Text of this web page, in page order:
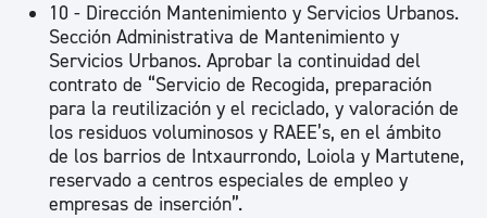
10 - Dirección Mantenimiento y Servicios Urbanos.
Sección Administrativa de Mantenimiento y
Servicios Urbanos. Aprobar la continuidad del
contrato de “Servicio de Recogida, preparación
para la reutilización y el reciclado, y valoración de
los residuos voluminosos y RAEE’s, en el ámbito
de los barrios de Intxaurrondo, Loiola y Martutene,
reservado a centros especiales de empleo y
empresas de inserción”.